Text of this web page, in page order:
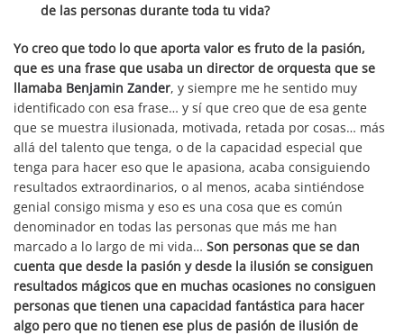
de las personas durante toda tu vida?
Yo creo que todo lo que aporta valor es fruto de la pasión,
que es una frase que usaba un director de orquesta que se
llamaba Benjamin Zander, y siempre me he sentido muy
identificado con esa frase… y sí que creo que de esa gente
que se muestra ilusionada, motivada, retada por cosas… más
allá del talento que tenga, o de la capacidad especial que
tenga para hacer eso que le apasiona, acaba consiguiendo
resultados extraordinarios, o al menos, acaba sintiéndose
genial consigo misma y eso es una cosa que es común
denominador en todas las personas que más me han
marcado a lo largo de mi vida… Son personas que se dan
cuenta que desde la pasión y desde la ilusión se consiguen
resultados mágicos que en muchas ocasiones no consiguen
personas que tienen una capacidad fantástica para hacer
algo pero que no tienen ese plus de pasión de ilusión de